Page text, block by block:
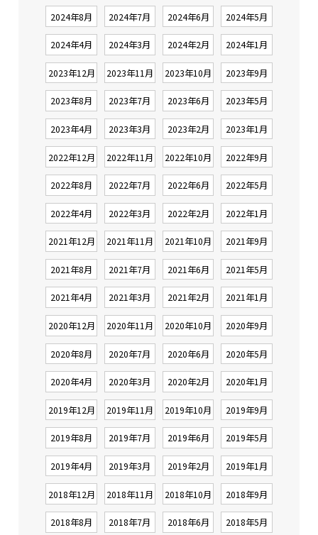
2024年8月 2024年7月 2024年6月 2024年5月
2024年4月 2024年3月 2024年2月 2024年1月
2023年12月 2023年11月 2023年10月 2023年9月
2023年8月 2023年7月 2023年6月 2023年5月
2023年4月 2023年3月 2023年2月 2023年1月
2022年12月 2022年11月 2022年10月 2022年9月
2022年8月 2022年7月 2022年6月 2022年5月
2022年4月 2022年3月 2022年2月 2022年1月
2021年12月 2021年11月 2021年10月 2021年9月
2021年8月 2021年7月 2021年6月 2021年5月
2021年4月 2021年3月 2021年2月 2021年1月
2020年12月 2020年11月 2020年10月 2020年9月
2020年8月 2020年7月 2020年6月 2020年5月
2020年4月 2020年3月 2020年2月 2020年1月
2019年12月 2019年11月 2019年10月 2019年9月
2019年8月 2019年7月 2019年6月 2019年5月
2019年4月 2019年3月 2019年2月 2019年1月
2018年12月 2018年11月 2018年10月 2018年9月
2018年8月 2018年7月 2018年6月 2018年5月